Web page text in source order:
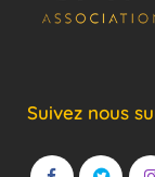
Suivez nous